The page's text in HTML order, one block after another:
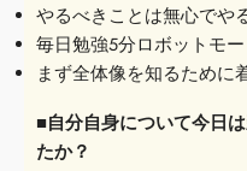
やるべきことは無心でや
毎日勉強5分ロボットモ
まず全体像を知るために
■自分自身について今日
たか？